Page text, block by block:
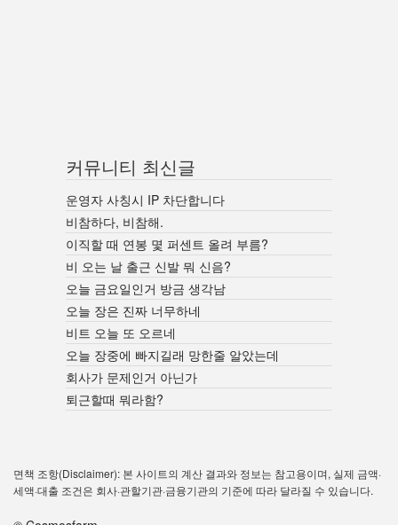
커뮤니티 최신글
운영자 사칭시 IP 차단합니다
비참하다, 비참해.
이직할 때 연봉 몇 퍼센트 올려 부름?
비 오는 날 출근 신발 뭐 신음?
오늘 금요일인거 방금 생각남
오늘 장은 진짜 너무하네
비트 오늘 또 오르네
오늘 장중에 빠지길래 망한줄 알았는데
회사가 문제인거 아닌가
퇴근할때 뭐라함?
면책 조항(Disclaimer): 본 사이트의 계산 결과와 정보는 참고용이며, 실제 금액·
세액·대출 조건은 회사·관할기관·금융기관의 기준에 따라 달라질 수 있습니다.